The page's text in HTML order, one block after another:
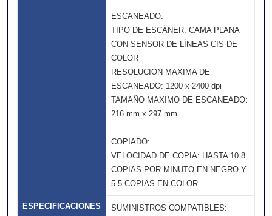
ESPECIFICACIONES
ESCANEADO:
TIPO DE ESCÁNER: CAMA PLANA
CON SENSOR DE LÍNEAS CIS DE
COLOR
RESOLUCION MAXIMA DE
ESCANEADO: 1200 x 2400 dpi
TAMAÑO MAXIMO DE ESCANEADO:
216 mm x 297 mm
COPIADO:
VELOCIDAD DE COPIA: HASTA 10.8
COPIAS POR MINUTO EN NEGRO Y
5.5 COPIAS EN COLOR
SUMINISTROS COMPATIBLES: